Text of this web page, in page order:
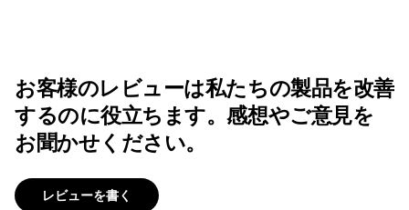
お客様のレビューは私たちの製品を改善
するのに役立ちます。感想やご意見を
お聞かせください。
レビューを書く